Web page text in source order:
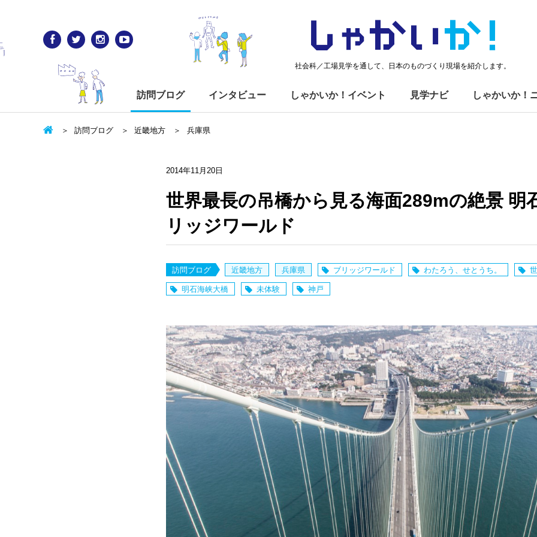
しゃかいか！
社会科／工場見学を通して、日本のものづくり現場を紹介します。
訪問ブログ インタビュー しゃかいか！イベント 見学ナビ しゃかいか！
訪問ブログ 近畿地方 兵庫県
2014年11月20日
世界最長の吊橋から見る海面289mの絶景 明
リッジワールド
訪問ブログ 近畿地方 兵庫県 ブリッジワールド わたろう、せとうち。
明石海峡大橋 未体験 神戸